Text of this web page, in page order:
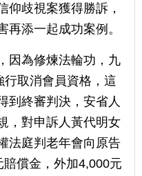
仰歧視案獲得勝訴，
再添一起成功案例。
因為修煉法輪功，九
行取消會員資格，這
到終審判決，安省人
，對申訴人黃代明女
法庭判老年會向原告
償金，外加4,000元